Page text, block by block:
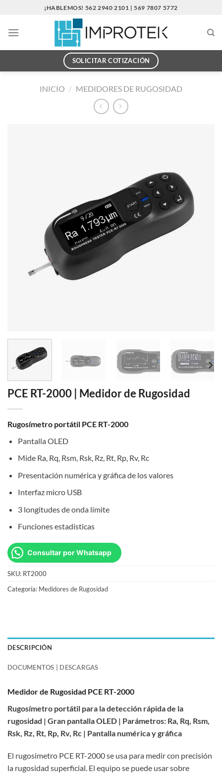
contenido
¡HABLEMOS! 562 2940 2101 | 569 7807 5772
SOLICITAR COTIZACIÓN
INICIO / MEDIDORES DE RUGOSIDAD
PCE RT-2000 | Medidor de Rugosidad
Rugosímetro portátil PCE RT-2000
Pantalla OLED
Mide Ra, Rq, Rsm, Rsk, Rz, Rt, Rp, Rv, Rc
Presentación numérica y gráfica de los valores
Interfaz micro USB
3 longitudes de onda límite
Funciones estadísticas
Consultar por Whatsapp
SKU: RT2000
Categoría: Medidores de Rugosidad
DESCRIPCIÓN
DOCUMENTOS | DESCARGAS
Medidor de Rugosidad PCE RT-2000
Rugosímetro portátil para la detección rápida de la
rugosidad | Gran pantalla OLED | Parámetros: Ra, Rq, Rsm,
Rsk, Rz, Rt, Rp, Rv, Rc | Pantalla numérica y gráfica
El rugosimetro PCE RT-2000 se usa para medir con precisión
la rugosidad superficial. El equipo se puede usar sobre